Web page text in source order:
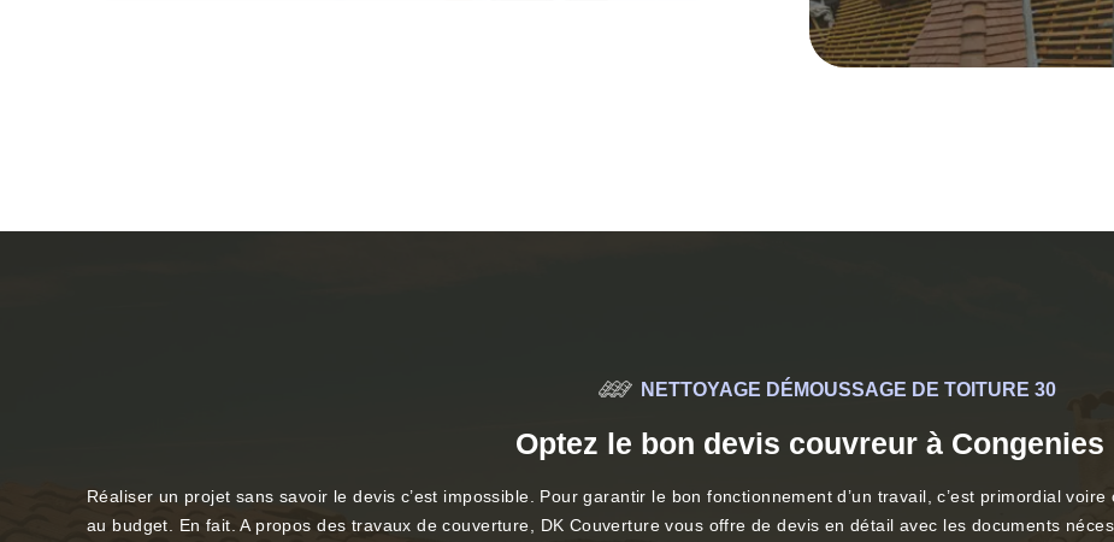
NETTOYAGE DÉMOUSSAGE DE TOITURE 30
Optez le bon devis couvreur à Congenies
Réaliser un projet sans savoir le devis c’est impossible. Pour garantir le bon fonctionnement d’un travail, c’est primordial
au budget. En fait. A propos des travaux de couverture, DK Couverture vous offre de devis en détail avec les documents